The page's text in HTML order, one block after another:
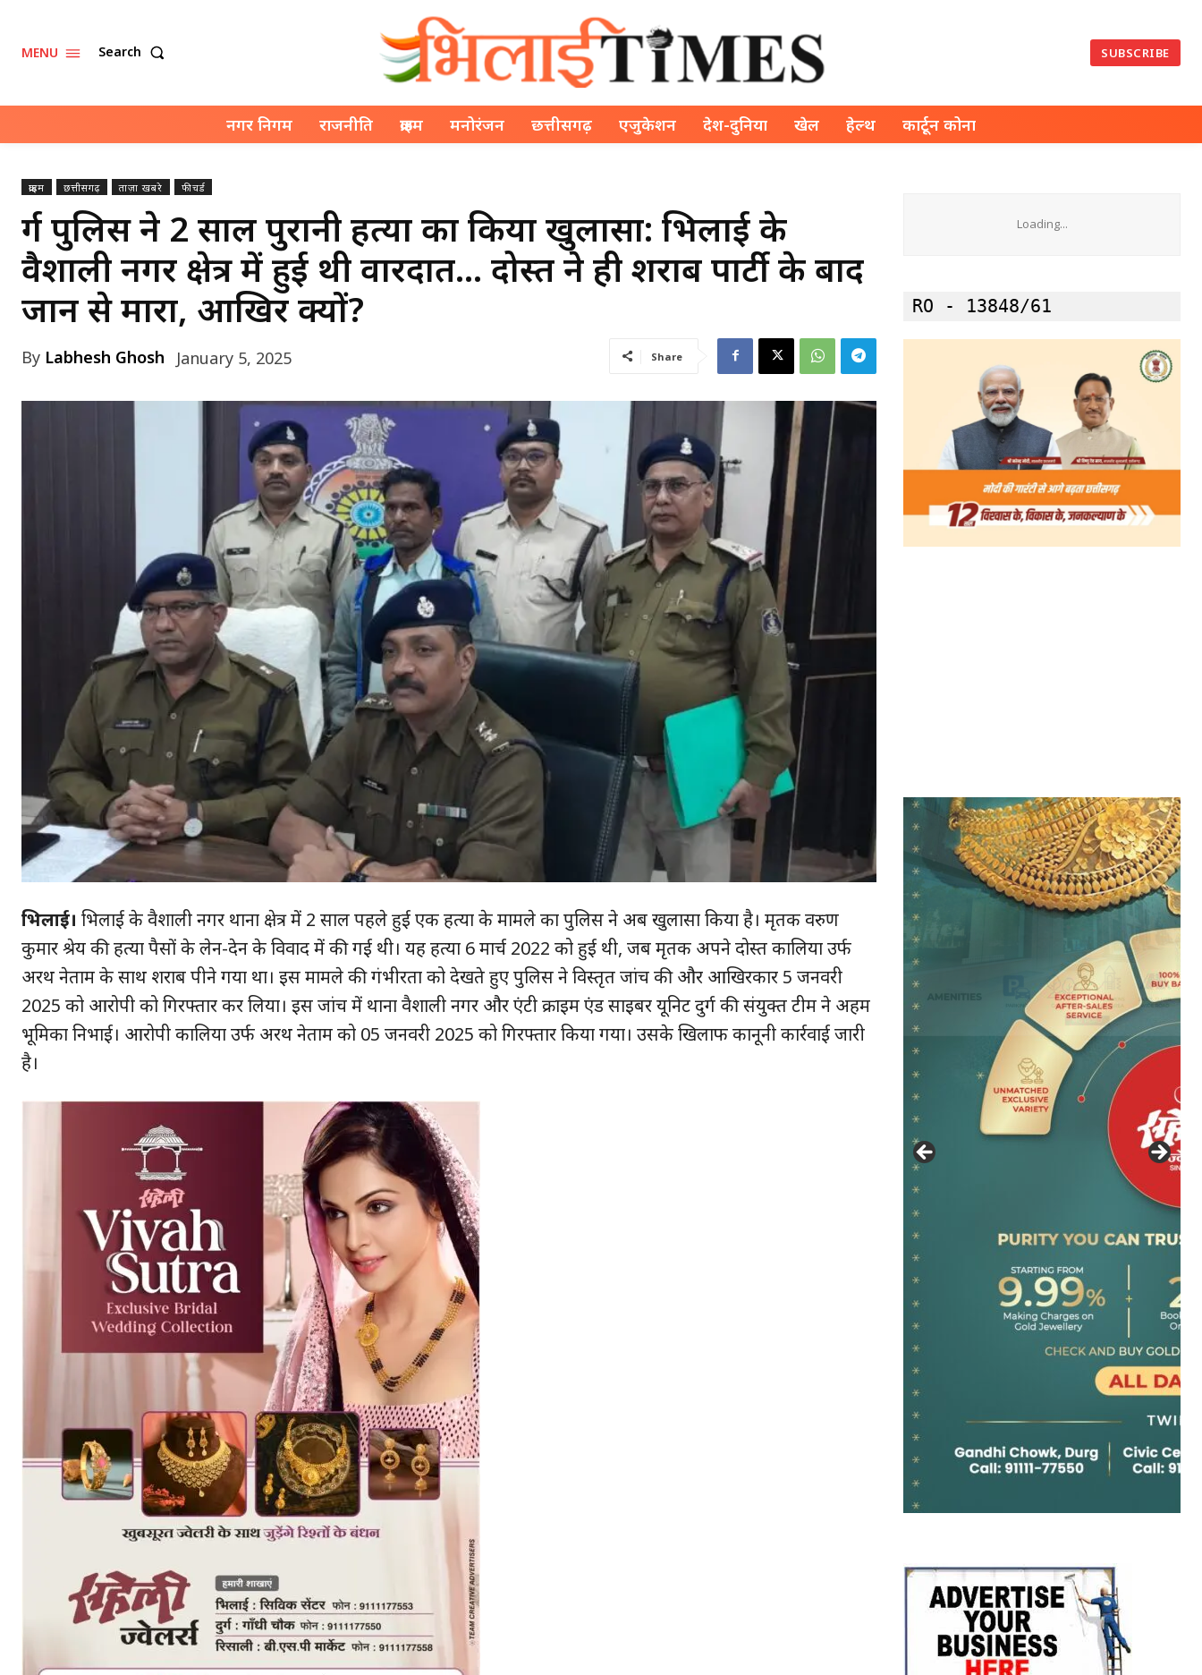
MENU Search SUBSCRIBE
नगर निगम राजनीति क्राइम मनोरंजन छत्तीसगढ़ एजुकेशन देश-दुनिया खेल हेल्थ कार्टून कोना
क्राइम छत्तीसगढ़ ताज़ा खबरे फीचर्ड
दुर्ग पुलिस ने 2 साल पुरानी हत्या का किया खुलासा: भिलाई के
वैशाली नगर क्षेत्र में हुई थी वारदात… दोस्त ने ही शराब पार्टी के बाद
जान से मारा, आखिर क्यों?
By Labhesh Ghosh January 5, 2025 Share
भिलाई। भिलाई के वैशाली नगर थाना क्षेत्र में 2 साल पहले हुई एक हत्या के मामले का पुलिस ने अब खुलासा किया है। मृतक वरुण
कुमार श्रेय की हत्या पैसों के लेन-देन के विवाद में की गई थी। यह हत्या 6 मार्च 2022 को हुई थी, जब मृतक अपने दोस्त कालिया उर्फ
अरथ नेताम के साथ शराब पीने गया था। इस मामले की गंभीरता को देखते हुए पुलिस ने विस्तृत जांच की और आखिरकार 5 जनवरी
2025 को आरोपी को गिरफ्तार कर लिया। इस जांच में थाना वैशाली नगर और एंटी क्राइम एंड साइबर यूनिट दुर्ग की संयुक्त टीम ने अहम
भूमिका निभाई। आरोपी कालिया उर्फ अरथ नेताम को 05 जनवरी 2025 को गिरफ्तार किया गया। उसके खिलाफ कानूनी कार्रवाई जारी
है।
Loading...
RO - 13848/61